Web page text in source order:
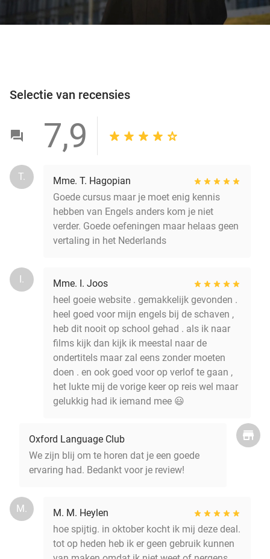
Selectie van recensies
7,9
T.
Mme. T. Hagopian
Goede cursus maar je moet enig kennis
hebben van Engels anders kom je niet
verder. Goede oefeningen maar helaas geen
vertaling in het Nederlands
I.
Mme. I. Joos
heel goeie website . gemakkelijk gevonden .
heel goed voor mijn engels bij de schaven ,
heb dit nooit op school gehad . als ik naar
films kijk dan kijk ik meestal naar de
ondertitels maar zal eens zonder moeten
doen . en ook goed voor op verlof te gaan ,
het lukte mij de vorige keer op reis wel maar
gelukkig had ik iemand mee 😃
Oxford Language Club
We zijn blij om te horen dat je een goede
ervaring had. Bedankt voor je review!
M.
M. M. Heylen
hoe spijtig. in oktober kocht ik mij deze deal.
tot op heden heb ik er geen gebruik kunnen